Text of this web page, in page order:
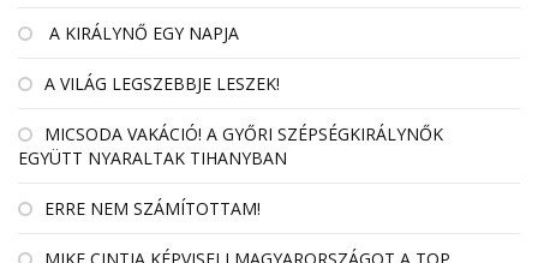
A KIRÁLYNŐ EGY NAPJA
A VILÁG LEGSZEBBJE LESZEK!
MICSODA VAKÁCIÓ! A GYŐRI SZÉPSÉGKIRÁLYNŐK
EGYÜTT NYARALTAK TIHANYBAN
ERRE NEM SZÁMÍTOTTAM!